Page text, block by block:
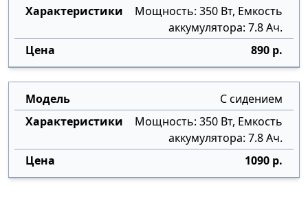
Мощность: 350 Вт, Емкость
аккумулятора: 7.8 Ач.
890 р.
С сидением
Мощность: 350 Вт, Емкость
аккумулятора: 7.8 Ач.
1090 р.